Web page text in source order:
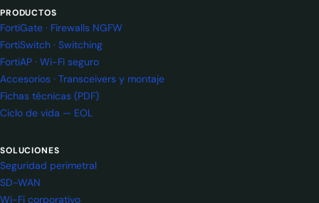
PRODUCTOS
FortiGate · Firewalls NGFW
FortiSwitch · Switching
FortiAP · Wi-Fi seguro
Accesorios · Transceivers y montaje
Fichas técnicas (PDF)
Ciclo de vida — EOL
SOLUCIONES
Seguridad perimetral
SD-WAN
Wi-Fi corporativo